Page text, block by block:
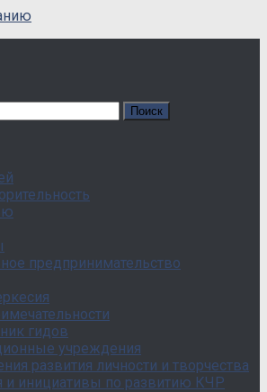
предпринимательство
гидов
учреждения
развития личности и творчества
и инициативы по развитию КЧР